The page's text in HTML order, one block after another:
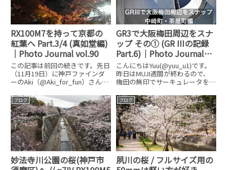
RX100M7を持って京都の
紅葉へ Part.3/4 (真如堂編)
｜Photo Journal vol.90
この記事は前回の続きです。先日
（11月19日）に神戸ファインダ
ーのAki（@Aki_for_fun）さんと
た。▼既にAkiさんのブログには
今回訪れた記事がアップされてい
ます。今回は朝10:00に京都の山
科駅に集合
GR3で大阪梅田周辺をスナ
ップ その① (GR IIIの記録
Part.6)｜Photo Journal
vol.46
こんにちはYuu(@yuu_u1)です。
昨日はMUJI週間が終わるので、
梅田の無印でサーキュレータを見
ってみました。（結局サーキュレ
ータは値段が下がっていてMUJI
週間の10%オフ対象外でした
笑）中崎町
ブログ
妙法寺川公園の桜(神戸市
ブログ
夙川の桜 / フルサイズ用の